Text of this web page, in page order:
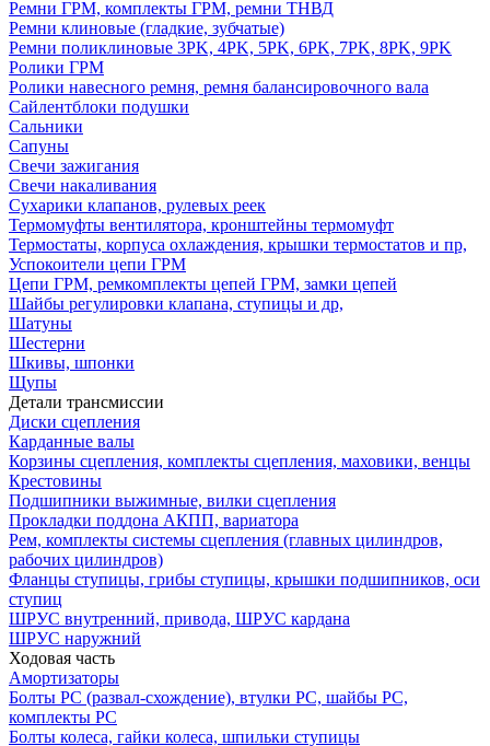
Ремни ГРМ, комплекты ГРМ, ремни ТНВД
Ремни клиновые (гладкие, зубчатые)
Ремни поликлиновые 3PK, 4PK, 5PK, 6PK, 7PK, 8PK, 9PK
Ролики ГРМ
Ролики навесного ремня, ремня балансировочного вала
Сайлентблоки подушки
Сальники
Сапуны
Свечи зажигания
Свечи накаливания
Сухарики клапанов, рулевых реек
Термомуфты вентилятора, кронштейны термомуфт
Термостаты, корпуса охлаждения, крышки термостатов и пр,
Успокоители цепи ГРМ
Цепи ГРМ, ремкомплекты цепей ГРМ, замки цепей
Шайбы регулировки клапана, ступицы и др,
Шатуны
Шестерни
Шкивы, шпонки
Щупы
Детали трансмиссии
Диски сцепления
Карданные валы
Корзины сцепления, комплекты сцепления, маховики, венцы
Крестовины
Подшипники выжимные, вилки сцепления
Прокладки поддона АКПП, вариатора
Рем, комплекты системы сцепления (главных цилиндров,
рабочих цилиндров)
Фланцы ступицы, грибы ступицы, крышки подшипников, оси
ступиц
ШРУС внутренний, привода, ШРУС кардана
ШРУС наружний
Ходовая часть
Амортизаторы
Болты РС (развал-схождение), втулки РС, шайбы РС,
комплекты РС
Болты колеса, гайки колеса, шпильки ступицы